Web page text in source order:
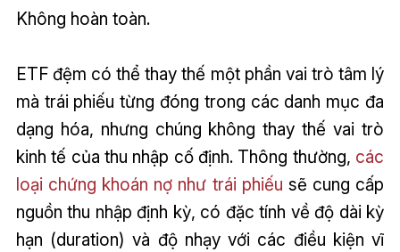
Không hoàn toàn.
ETF đệm có thể thay thế một phần vai trò tâm lý
mà trái phiếu từng đóng trong các danh mục đa
dạng hóa, nhưng chúng không thay thế vai trò
kinh tế của thu nhập cố định. Thông thường, các
loại chứng khoán nợ như trái phiếu sẽ cung cấp
nguồn thu nhập định kỳ, có đặc tính về độ dài kỳ
hạn (duration) và độ nhạy với các điều kiện vĩ